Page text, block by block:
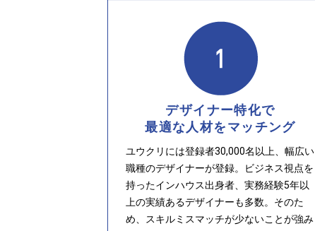
デザイナー特化で
最適な人材をマッチング
ユウクリには登録者30,000名以上、幅広い
職種のデザイナーが登録。ビジネス視点を
持ったインハウス出身者、実務経験5年以
上の実績あるデザイナーも多数。そのた
め、スキルミスマッチが少ないことが強み